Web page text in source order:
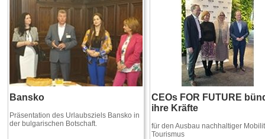
Bansko
Präsentation des Urlaubsziels Bansko in
der bulgarischen Botschaft.
CEOs FOR FUTURE
ihre Kräfte
für den Ausbau nachhaltiger
Tourismus